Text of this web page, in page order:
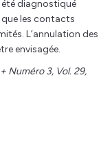
été diagnostiqué
les contacts
L’annulation des
envisagée.
Numéro 3, Vol. 29,